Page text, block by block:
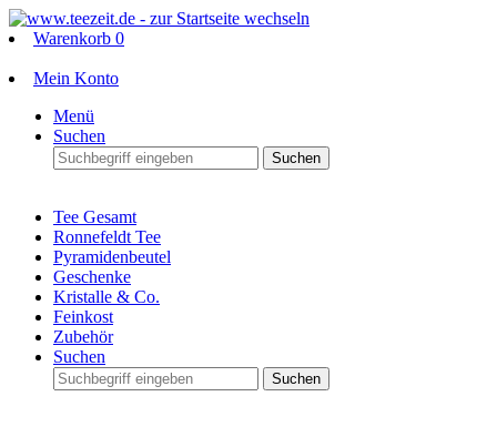
Warenkorb 0
Mein Konto
Menü
Suchen
Suchen
Tee Gesamt
Ronnefeldt Tee
Pyramidenbeutel
Geschenke
Kristalle & Co.
Feinkost
Zubehör
Suchen
Suchen